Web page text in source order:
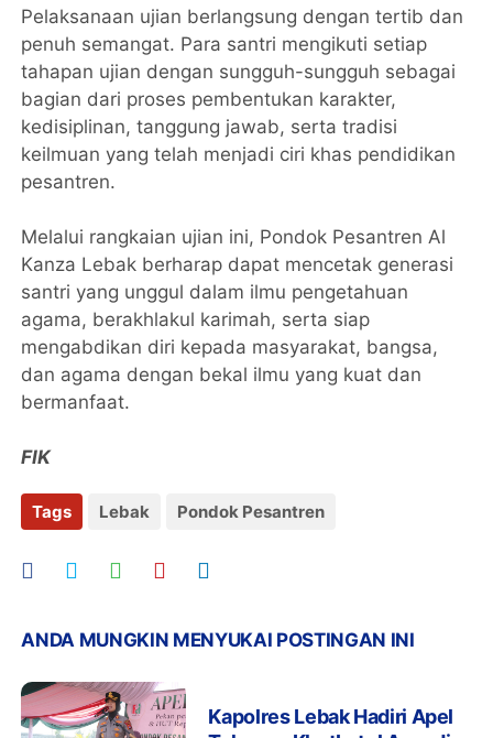
Pelaksanaan ujian berlangsung dengan tertib dan
penuh semangat. Para santri mengikuti setiap
tahapan ujian dengan sungguh-sungguh sebagai
bagian dari proses pembentukan karakter,
kedisiplinan, tanggung jawab, serta tradisi
keilmuan yang telah menjadi ciri khas pendidikan
pesantren.
Melalui rangkaian ujian ini, Pondok Pesantren Al
Kanza Lebak berharap dapat mencetak generasi
santri yang unggul dalam ilmu pengetahuan
agama, berakhlakul karimah, serta siap
mengabdikan diri kepada masyarakat, bangsa,
dan agama dengan bekal ilmu yang kuat dan
bermanfaat.
FIK
Tags Lebak Pondok Pesantren
ANDA MUNGKIN MENYUKAI POSTINGAN INI
Kapolres Lebak Hadiri Apel